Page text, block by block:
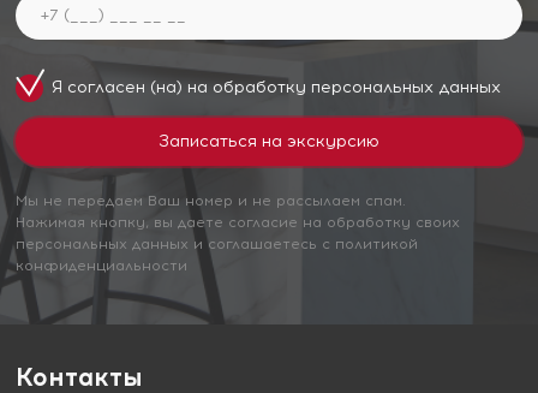
Я согласен (на) на обработку персональных данных
Мы не передаем Ваш номер и не рассылаем спам.
Нажимая кнопку, вы даете согласие на обработку своих
персональных данных и соглашаетесь с политикой
конфиденциальности
Контакты